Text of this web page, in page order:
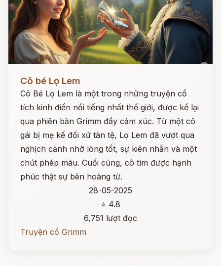
Cô bé Lọ Lem
Cô Bé Lọ Lem là một trong những truyện cổ
tích kinh điển nổi tiếng nhất thế giới, được kể lại
qua phiên bản Grimm đầy cảm xúc. Từ một cô
gái bị mẹ kế đối xử tàn tệ, Lọ Lem đã vượt qua
nghịch cảnh nhờ lòng tốt, sự kiên nhẫn và một
chút phép màu. Cuối cùng, cô tìm được hạnh
phúc thật sự bên hoàng tử.
28-05-2025
⭐ 4.8
6,751 lượt đọc
Truyện cổ Grimm